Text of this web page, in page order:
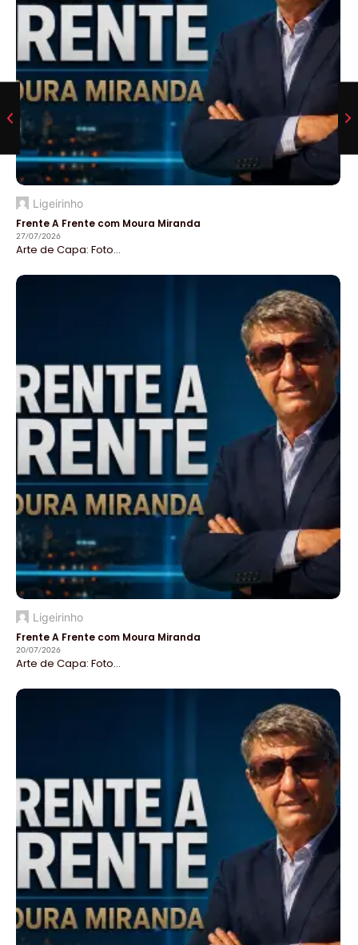
Ligeirinho
Frente A Frente com Moura Miranda
27/07/2026
Arte de Capa: Foto...
Ligeirinho
Frente A Frente com Moura Miranda
20/07/2026
Arte de Capa: Foto...